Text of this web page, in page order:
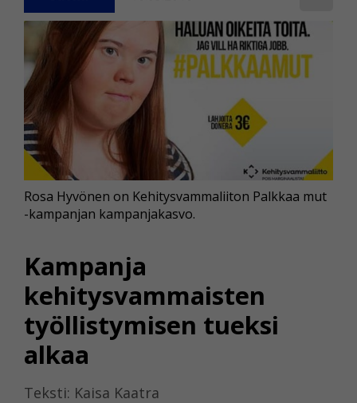
Kampanja
kehitysvammaisten
työllistymisen tueksi
alkaa
Teksti: Kaisa Kaatra
Rosa Hyvönen on Kehitysvammaliiton Palkkaa mut
-kampanjan kampanjakasvo.